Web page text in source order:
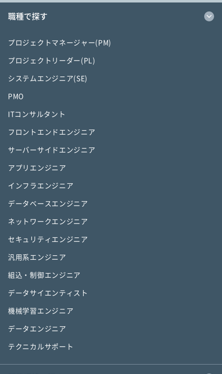
職種で探す
プロジェクトマネージャー(PM)
プロジェクトリーダー(PL)
システムエンジニア(SE)
PMO
ITコンサルタント
フロントエンドエンジニア
サーバーサイドエンジニア
アプリエンジニア
インフラエンジニア
データベースエンジニア
ネットワークエンジニア
セキュリティエンジニア
汎用系エンジニア
組込・制御エンジニア
データサイエンティスト
機械学習エンジニア
データエンジニア
テクニカルサポート